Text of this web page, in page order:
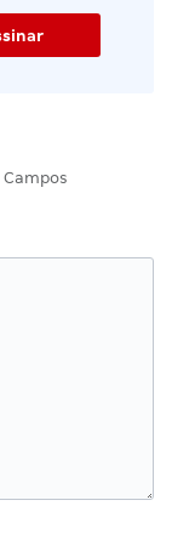
Campos